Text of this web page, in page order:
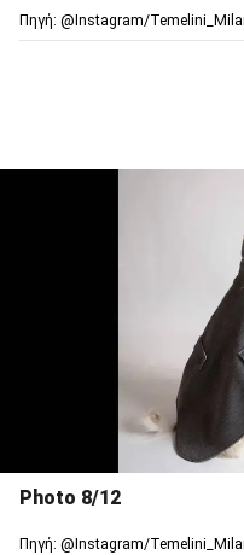
Πηγή: @Ιnstagram/
Photo 8/12
Πηγή: @Ιnstagram/